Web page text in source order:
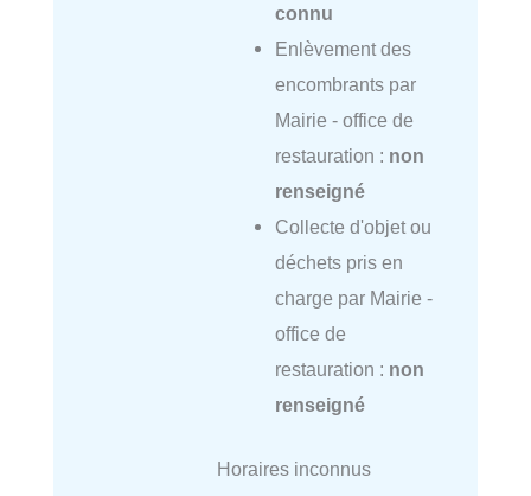
connu
Enlèvement des
encombrants par
Mairie - office de
restauration : non
renseigné
Collecte d'objet ou
déchets pris en
charge par Mairie -
office de
restauration : non
renseigné
Horaires inconnus